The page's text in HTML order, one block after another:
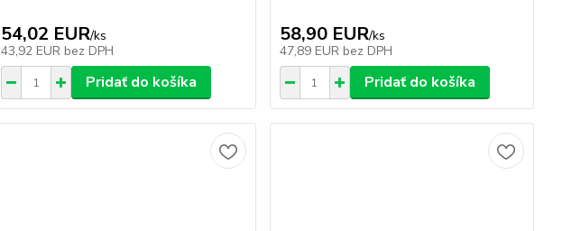
54,02 EUR/ks
43,92 EUR bez DPH
Pridať do košíka
58,90 EUR/ks
47,89 EUR bez DPH
Pridať do košíka